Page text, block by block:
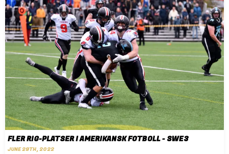
FLER RIG-PLATSER I AMERIKANSK FOTBOLL - SWE3
JUNE 29TH, 2022